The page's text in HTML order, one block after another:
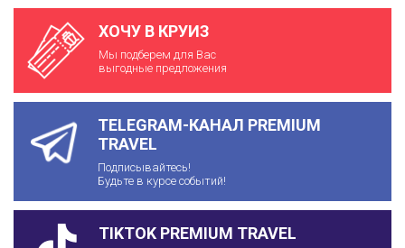
ХОЧУ В КРУИЗ
Мы подберем для Вас
выгодные предложения
TELEGRAM-КАНАЛ PREMIUM
TRAVEL
Подписывайтесь!
Будьте в курсе событий!
TIKTOK PREMIUM TRAVEL